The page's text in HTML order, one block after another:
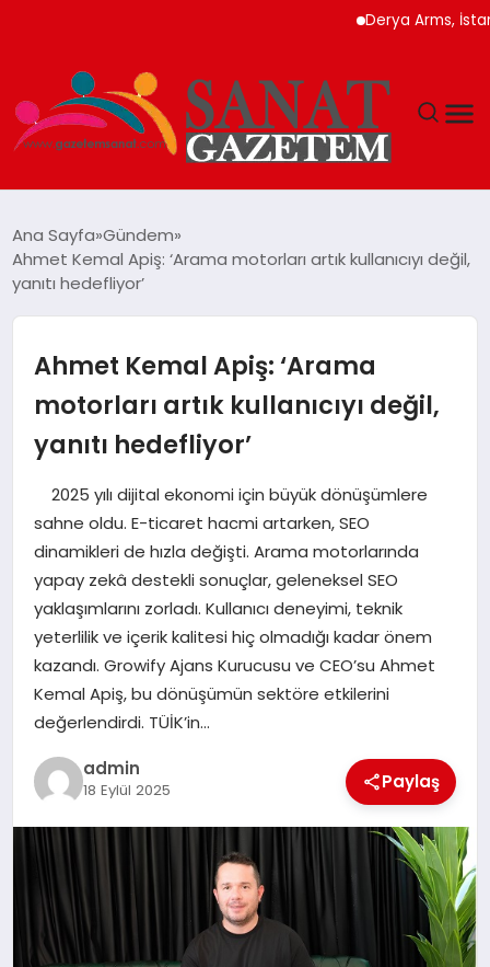
Derya Arms, İstanbul
TEKNOLOJI
YAŞAM
EKONOMI
SAĞLIK
DÜNYA
EĞITIM
Ana Sayfa Gündem
Ahmet Kemal Apiş: ‘Arama motorları artık kullanıcıyı değil,
yanıtı hedefliyor’
Ahmet Kemal Apiş: ‘Arama
motorları artık kullanıcıyı değil,
yanıtı hedefliyor’
2025 yılı dijital ekonomi için büyük dönüşümlere
sahne oldu. E-ticaret hacmi artarken, SEO
dinamikleri de hızla değişti. Arama motorlarında
yapay zekâ destekli sonuçlar, geleneksel SEO
yaklaşımlarını zorladı. Kullanıcı deneyimi, teknik
yeterlilik ve içerik kalitesi hiç olmadığı kadar önem
kazandı. Growify Ajans Kurucusu ve CEO’su Ahmet
Kemal Apiş, bu dönüşümün sektöre etkilerini
değerlendirdi. TÜİK’in…
admin
18 Eylül 2025 Paylaş